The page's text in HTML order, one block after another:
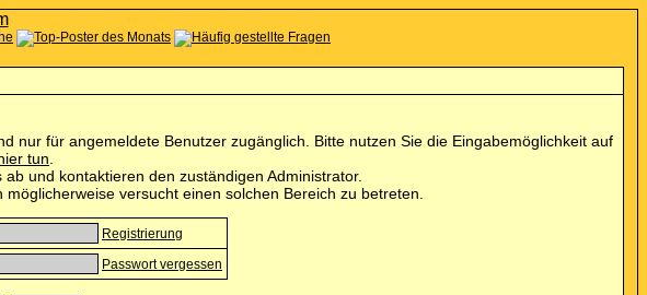
nur für angemeldete Benutzer zugänglich. Bitte nutzen Sie die Eingabemöglichkeit auf
tun
und kontaktieren den zuständigen Administrator.
versucht einen solchen Bereich zu betreten.
Registrierung
Passwort vergessen